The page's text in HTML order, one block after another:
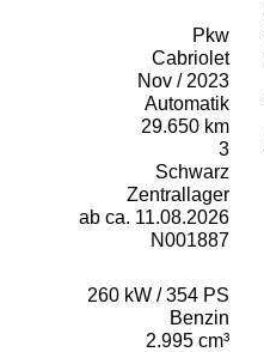
Pkw
Cabriolet
Nov / 2023
Automatik
29.650 km
3
Schwarz
Zentrallager
ab ca. 11.08.2026
N001887
260 kW / 354 PS
Benzin
2.995 cm³